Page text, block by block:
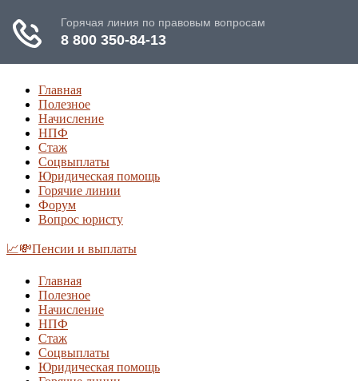
Главная
Полезное
Начисление
НПФ
Стаж
Соцвыплаты
Юридическая помощь
Горячие линии
Форум
Вопрос юристу
📈💸Пенсии и выплаты
Главная
Полезное
Начисление
НПФ
Стаж
Соцвыплаты
Юридическая помощь